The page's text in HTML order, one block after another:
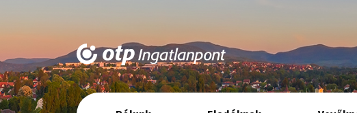
Elsődleges